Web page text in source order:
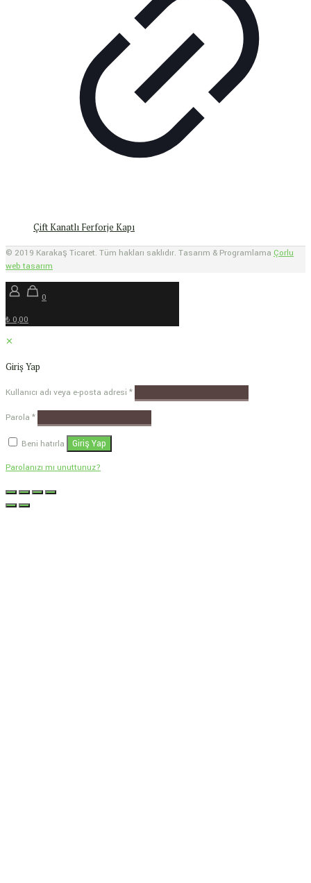
Çift Kanatlı Ferforje Kapı
© 2019 Karakaş Ticaret. Tüm hakları saklıdır. Tasarım & Programlama Çorlu
web tasarım
0
₺ 0,00
✕
Giriş Yap
Kullanıcı adı veya e-posta adresi *
Parola *
Beni hatırla Giriş Yap
Parolanızı mı unuttunuz?